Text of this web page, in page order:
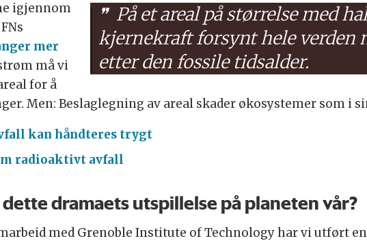
På et areal på størrelse med
kjernekraft forsynt hele verden
etter den fossile tidsalder.
igjennom
mer
må vi
for å
Men: Beslaglegning av areal skader økosystemer som i
kan håndteres trygt
radioaktivt avfall
dramaets utspillelse på planeten vår?
med Grenoble Institute of Technology har vi utført